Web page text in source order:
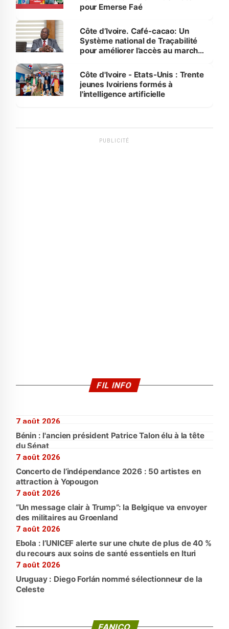
pour Emerse Faé
Côte d’Ivoire. Café-cacao: Un
Système national de Traçabilité
pour améliorer l’accès au marché
Côte d'Ivoire - Etats-Unis : Trente
jeunes Ivoiriens formés à
l'intelligence artificielle
PUBLICITÉ
FIL INFO
7 août 2026
Bénin : l'ancien président Patrice Talon élu à la tête
du Sénat
7 août 2026
Concerto de l’indépendance 2026 : 50 artistes en
attraction à Yopougon
7 août 2026
“Un message clair à Trump”: la Belgique va envoyer
des militaires au Groenland
7 août 2026
Ebola : l’UNICEF alerte sur une chute de plus de 40 %
du recours aux soins de santé essentiels en Ituri
7 août 2026
Uruguay : Diego Forlán nommé sélectionneur de la
Celeste